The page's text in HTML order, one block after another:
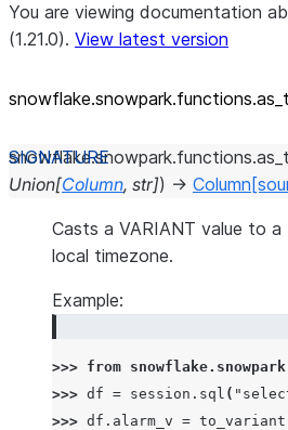
You are viewing documentation
(1.21.0). View latest version
snowflake.snowpark.functions.as_
snowflake.snowpark.functions.
Union[Column, str]) → Column
Casts a VARIANT value to
local timezone.
Example:
>>> from
>>> df = session . sql (
>>> df . alarm_v = to_variant